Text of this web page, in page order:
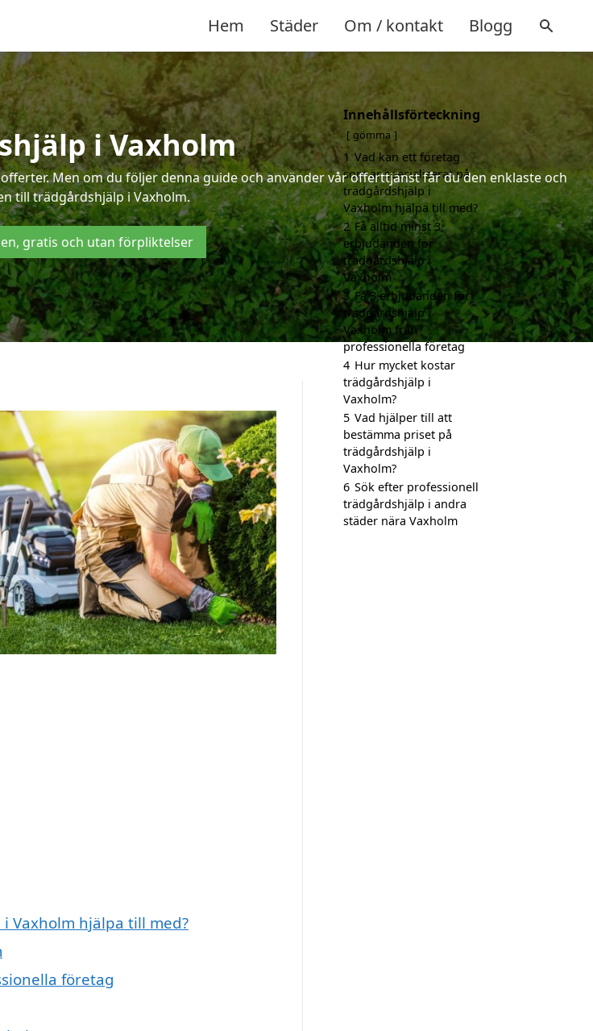
Hem Städer Om / kontakt Blogg
i Vaxholm
Men om du följer denna guide och använder vår offerttjänst får du den enklaste och
till trädgårdshjälp i Vaxholm.
gratis och utan förpliktelser
Vaxholm hjälpa till med?
företag
Innehållsförteckning
gömma
1 Vad kan ett företag
som är specialiserat på
trädgårdshjälp i
Vaxholm hjälpa till med?
2 Få alltid minst 3
erbjudanden för
trädgårdshjälp i
Vaxholm
3 Få 3 erbjudanden för
trädgårdshjälp i
Vaxholm från
professionella företag
4 Hur mycket kostar
trädgårdshjälp i
Vaxholm?
5 Vad hjälper till att
bestämma priset på
trädgårdshjälp i
Vaxholm?
6 Sök efter professionell
trädgårdshjälp i andra
städer nära Vaxholm